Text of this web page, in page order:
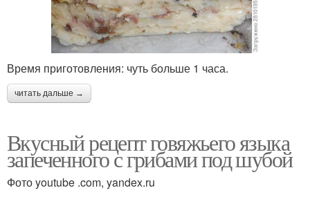
Время приготовления: чуть больше 1 часа.
читать дальше →
Вкусный рецепт говяжьего языка
запеченного с грибами под шубой
Фото youtube .com, yandex.ru